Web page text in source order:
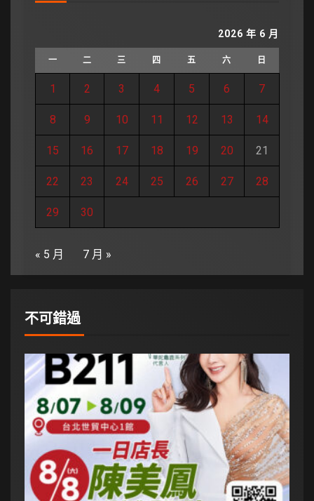
2026 年 6 月
一 二 三 四 五 六 日
1 2 3 4 5 6 7
8 9 10 11 12 13 14
15 16 17 18 19 20 21
22 23 24 25 26 27 28
29 30
« 5 月 7 月 »
不可錯過